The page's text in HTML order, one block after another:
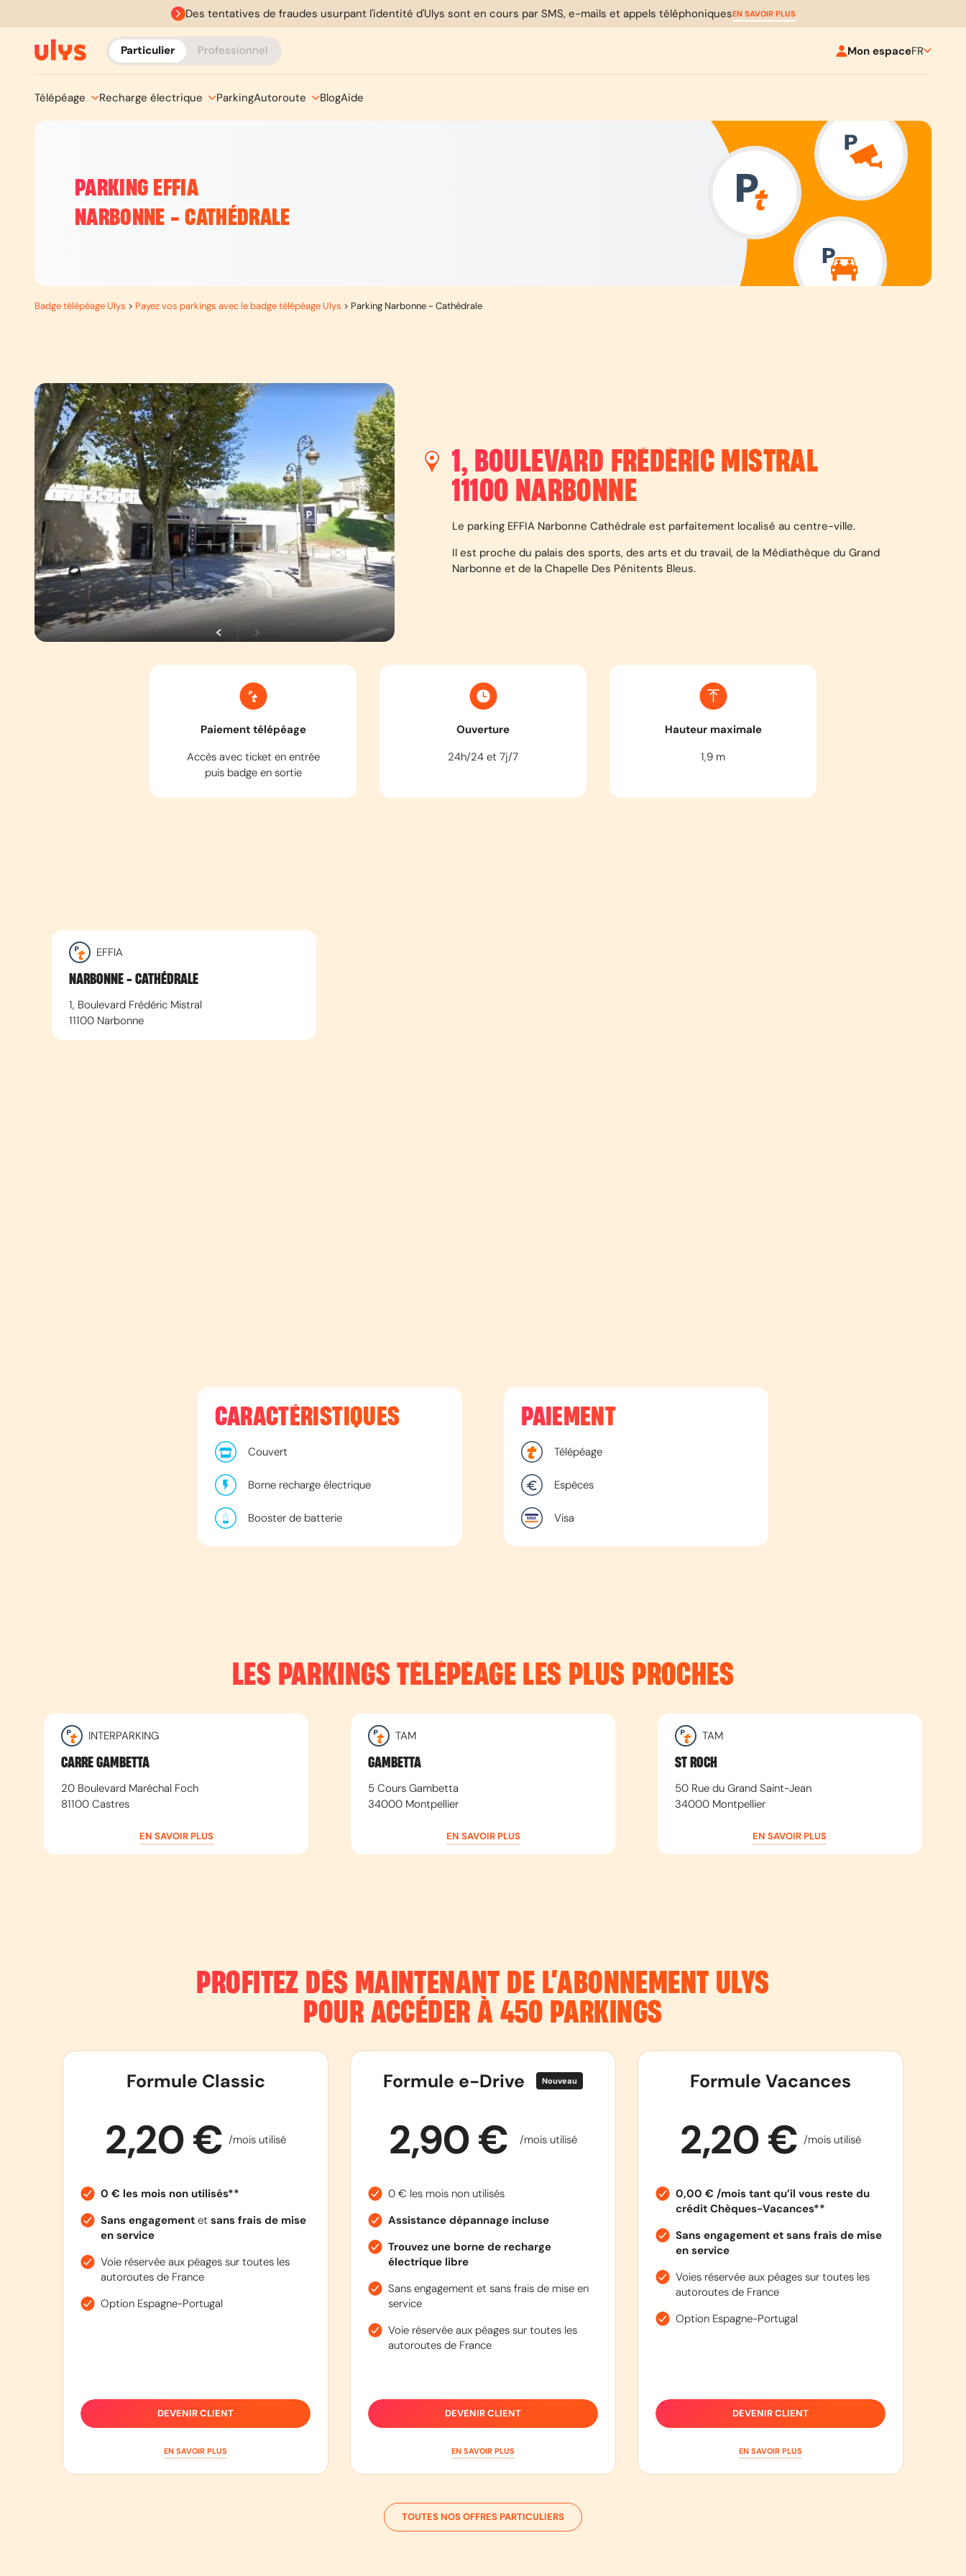
Des tentatives de fraudes usurpant l'identité d'Ulys sont en cours par SMS, e-mails et appels téléphoniquesEN SAVOIR PLUS
Particulier Professionnel Mon espaceFR
Télépéage Recharge électrique ParkingAutoroute BlogAide
PARKING EFFIA
NARBONNE - CATHÉDRALE
Badge télépéage Ulys > Payez vos parkings avec le badge télépéage Ulys > Parking Narbonne - Cathédrale
1, BOULEVARD FRÉDÉRIC MISTRAL
11100 NARBONNE
Le parking EFFIA Narbonne Cathédrale est parfaitement localisé au centre-ville.
Il est proche du palais des sports, des arts et du travail, de la Médiathèque du Grand
Narbonne et de la Chapelle Des Pénitents Bleus.
Paiement télépéage
Accès avec ticket en entrée
puis badge en sortie
Ouverture
24h/24 et 7j/7
Hauteur maximale
1,9 m
EFFIA
NARBONNE - CATHÉDRALE
1, Boulevard Frédéric Mistral
11100 Narbonne
CARACTÉRISTIQUES
Couvert
Borne recharge électrique
Booster de batterie
PAIEMENT
Télépéage
Espèces
Visa
LES PARKINGS TÉLÉPÉAGE LES PLUS PROCHES
INTERPARKING
CARRE GAMBETTA
20 Boulevard Maréchal Foch
81100 Castres
EN SAVOIR PLUS
TAM
GAMBETTA
5 Cours Gambetta
34000 Montpellier
EN SAVOIR PLUS
TAM
ST ROCH
50 Rue du Grand Saint-Jean
34000 Montpellier
EN SAVOIR PLUS
PROFITEZ DÈS MAINTENANT DE L’ABONNEMENT ULYS
POUR ACCÉDER À 450 PARKINGS
Formule Classic
2,20 € /mois utilisé
0 € les mois non utilisés**
Sans engagementet sans frais de mise
en service
Voie réservée aux péages sur toutes les
autoroutes de France
Option Espagne-Portugal
DEVENIR CLIENT
EN SAVOIR PLUS
Formule e-Drive Nouveau
2,90 € /mois utilisé
0 € les mois non utilisés
Assistance dépannage incluse
Trouvez une borne de recharge
électrique libre
Sans engagement et sans frais de mise en
service
Voie réservée aux péages sur toutes les
autoroutes de France
DEVENIR CLIENT
EN SAVOIR PLUS
Formule Vacances
2,20 € /mois utilisé
0,00 € /mois tant qu’il vous reste du
crédit Chèques-Vacances**
Sans engagement et sans frais de mise
en service
Voies réservée aux péages sur toutes les
autoroutes de France
Option Espagne-Portugal
DEVENIR CLIENT
EN SAVOIR PLUS
TOUTES NOS OFFRES PARTICULIERS